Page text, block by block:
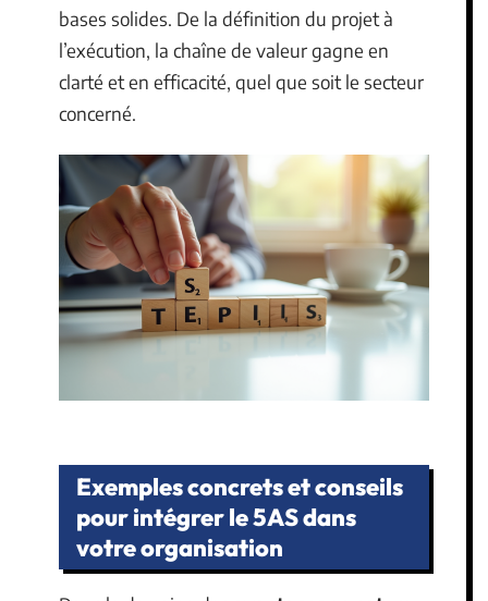
bases solides. De la définition du projet à
l’exécution, la chaîne de valeur gagne en
clarté et en efficacité, quel que soit le secteur
concerné.
Exemples concrets et conseils
pour intégrer le 5AS dans
votre organisation